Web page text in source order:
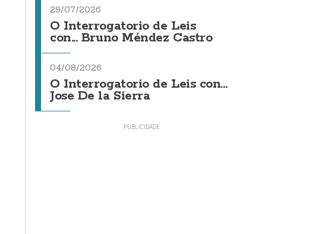
29/07/2026
O Interrogatorio de Leis
con... Bruno Méndez Castro
04/08/2026
O Interrogatorio de Leis con...
Jose De la Sierra